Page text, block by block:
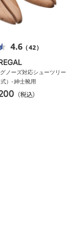
4.6（42）
ノーズ対応シューツリー
式）- 紳士靴用
（税込）